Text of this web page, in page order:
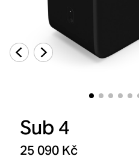
Sub 4
25 090 Kč